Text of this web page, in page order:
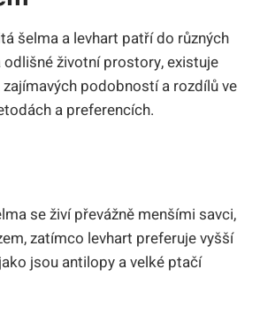
šelma a levhart patří do různých
odlišné životní prostory, existuje
podobností a rozdílů ve
a preferencích.
se živí převážně menšími savci,
zatímco levhart preferuje vyšší
jsou antilopy a velké ptačí